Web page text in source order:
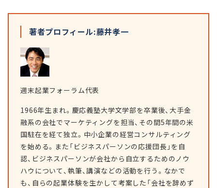
著者プロフィール:藤井孝一
週末起業フォーラム代表
1966年生まれ。慶応義塾大学文学部を卒業後、大手金
融系の会社でマーケティングを担当、その間5年間の米
国駐在を経て独立。中小企業の経営コンサルティング
を始める。また「ビジネスパーソンの応援団長」を自
認、ビジネスパーソンが会社から自立するためのノウ
ハウについて、執筆、講演などの活動を行う。なかで
も、自らの起業体験を生かして考案した「会社を辞めず